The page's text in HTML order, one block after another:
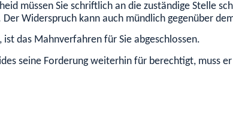
müssen Sie schriftlich an die zuständige Stelle
Widerspruch kann auch mündlich gegenüber
das Mahnverfahren für Sie abgeschlossen.
seine Forderung weiterhin für berechtigt, muss er